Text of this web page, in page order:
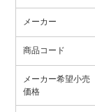
メーカー
商品コード
メーカー希望小売
価格